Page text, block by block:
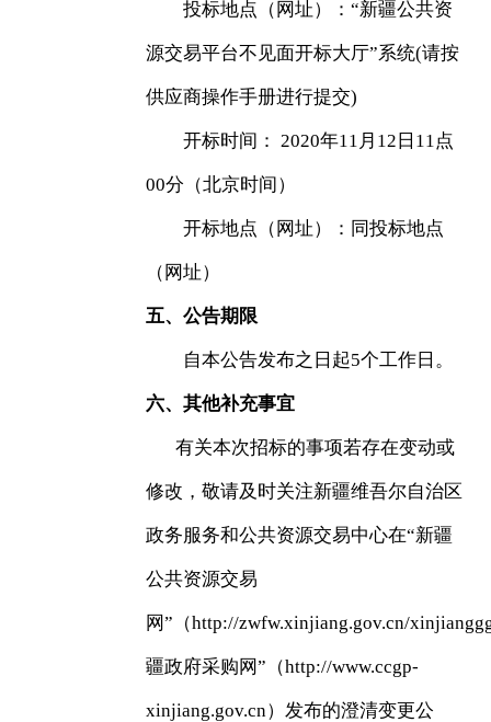
投标地点（网址）：“新疆公共资
源交易平台不见面开标大厅”系统(请按
供应商操作手册进行提交)
开标时间： 2020年11月12日11点
00分（北京时间）
开标地点（网址）：同投标地点
（网址）
五、公告期限
自本公告发布之日起5个工作日。
六、其他补充事宜
有关本次招标的事项若存在变动或
修改，敬请及时关注新疆维吾尔自治区
政务服务和公共资源交易中心在“新疆
公共资源交易
网”（http://zwfw.xinjiang.gov.cn/
疆政府采购网”（http://www.ccgp-
xinjiang.gov.cn）发布的澄清变更公